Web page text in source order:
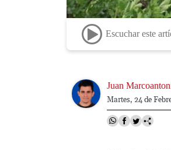
Escuchar este
Image Juan
Martes, 24 de